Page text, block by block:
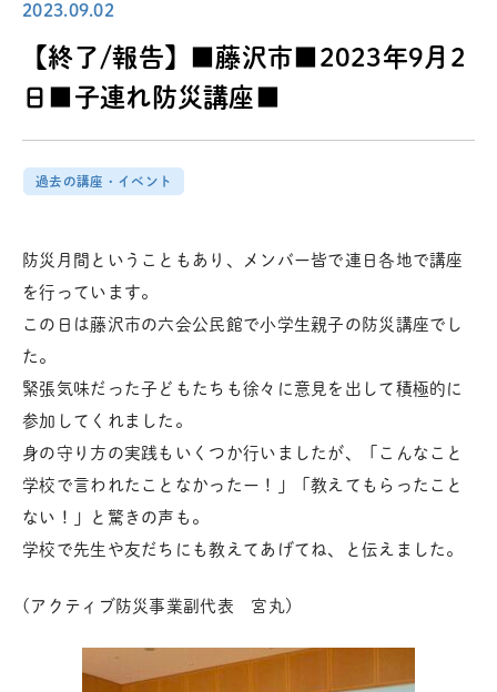
メディア掲載
お問い合わせ 運営団体
2023.09.02
【終了/報告】■藤沢市■2023年9月2
日■子連れ防災講座■
過去の講座・イベント
防災月間ということもあり、メンバー皆で連日各地で講座
を行っています。
この日は藤沢市の六会公民館で小学生親子の防災講座でし
た。
緊張気味だった子どもたちも徐々に意見を出して積極的に
参加してくれました。
身の守り方の実践もいくつか行いましたが、「こんなこと
学校で言われたことなかったー！」「教えてもらったこと
ない！」と驚きの声も。
学校で先生や友だちにも教えてあげてね、と伝えました。
(アクティブ防災事業副代表 宮丸)